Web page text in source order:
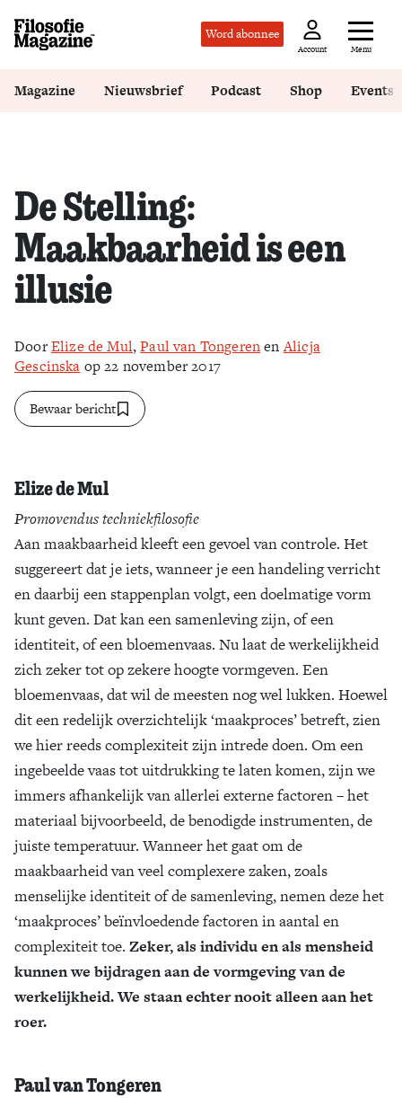
Word abonnee
Account Menu
Magazine Nieuwsbrief Podcast Shop Events
De Stelling:
Maakbaarheid is een
illusie
DoorElize de Mul,Paul van TongerenenAlicja
Gescinska op 22 november 2017
Bewaar bericht
Elize de Mul
Promovendus techniekfilosofie
Aan maakbaarheid kleeft een gevoel van controle. Het
suggereert dat je iets, wanneer je een handeling verricht
en daarbij een stappenplan volgt, een doelmatige vorm
kunt geven. Dat kan een samenleving zijn, of een
identiteit, of een bloemenvaas. Nu laat de werkelijkheid
zich zeker tot op zekere hoogte vormgeven. Een
bloemenvaas, dat wil de meesten nog wel lukken. Hoewel
dit een redelijk overzichtelijk ‘maakproces’ betreft, zien
we hier reeds complexiteit zijn intrede doen. Om een
ingebeelde vaas tot uitdrukking te laten komen, zijn we
immers afhankelijk van allerlei externe factoren – het
materiaal bijvoorbeeld, de benodigde instrumenten, de
juiste temperatuur. Wanneer het gaat om de
maakbaarheid van veel complexere zaken, zoals
menselijke identiteit of de samenleving, nemen deze het
‘maakproces’ beïnvloedende factoren in aantal en
complexiteit toe. Zeker, als individu en als mensheid
kunnen we bijdragen aan de vormgeving van de
werkelijkheid. We staan echter nooit alleen aan het
roer.
Paul van Tongeren